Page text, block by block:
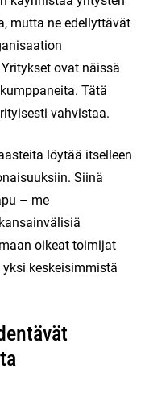
mutta ne edellyttävät
ovat näissä
Tätä
vahvistaa.
löytää itselleen
Siinä
– me
oikeat toimijat
keskeisimmistä